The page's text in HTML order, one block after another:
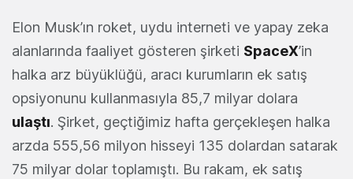
Elon Musk’ın roket, uydu interneti ve yapay zeka
alanlarında faaliyet gösteren şirketi SpaceX’in
halka arz büyüklüğü, aracı kurumların ek satış
opsiyonunu kullanmasıyla 85,7 milyar dolara
ulaştı. Şirket, geçtiğimiz hafta gerçekleşen halka
arzda 555,56 milyon hisseyi 135 dolardan satarak
75 milyar dolar toplamıştı. Bu rakam, ek satış